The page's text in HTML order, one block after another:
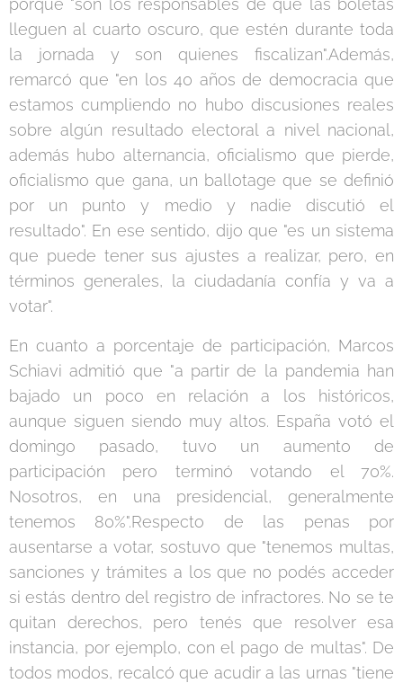
lleguen al cuarto oscuro, que estén durante toda
la jornada y son quienes fiscalizan".Además,
remarcó que "en los 40 años de democracia que
estamos cumpliendo no hubo discusiones reales
sobre algún resultado electoral a nivel nacional,
además hubo alternancia, oficialismo que pierde,
oficialismo que gana, un ballotage que se definió
por un punto y medio y nadie discutió el
resultado". En ese sentido, dijo que "es un sistema
que puede tener sus ajustes a realizar, pero, en
términos generales, la ciudadanía confía y va a
votar".
En cuanto a porcentaje de participación, Marcos
Schiavi admitió que "a partir de la pandemia han
bajado un poco en relación a los históricos,
aunque siguen siendo muy altos. España votó el
domingo pasado, tuvo un aumento de
participación pero terminó votando el 70%.
Nosotros, en una presidencial, generalmente
tenemos 80%".Respecto de las penas por
ausentarse a votar, sostuvo que "tenemos multas,
sanciones y trámites a los que no podés acceder
si estás dentro del registro de infractores. No se te
quitan derechos, pero tenés que resolver esa
instancia, por ejemplo, con el pago de multas". De
todos modos, recalcó que acudir a las urnas "tiene